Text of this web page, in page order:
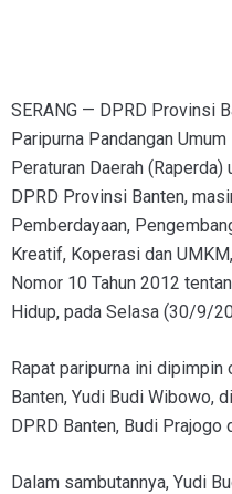
SERANG — DPRD Provinsi
Paripurna Pandangan
Peraturan Daerah
DPRD Provinsi Banten,
Pemberdayaan,
Kreatif, Koperasi dan
Nomor 10 Tahun 2012
Hidup, pada Selasa (30/9/
Rapat paripurna ini
Banten, Yudi Budi Wibowo,
DPRD Banten, Budi Prajogo
Dalam sambutannya, Yudi